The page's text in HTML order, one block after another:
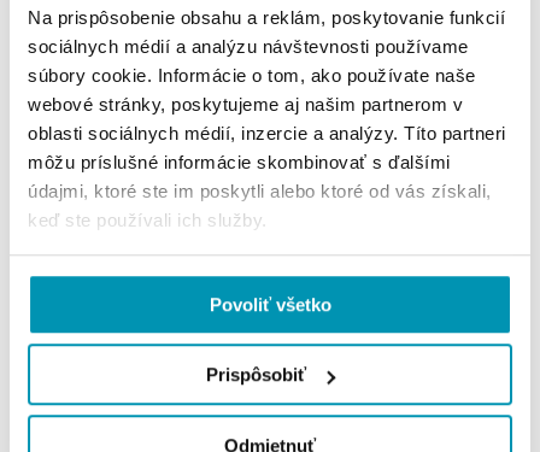
Na prispôsobenie obsahu a reklám, poskytovanie funkcií
sociálnych médií a analýzu návštevnosti používame
súbory cookie. Informácie o tom, ako používate naše
webové stránky, poskytujeme aj našim partnerom v
oblasti sociálnych médií, inzercie a analýzy. Títo partneri
môžu príslušné informácie skombinovať s ďalšími
údajmi, ktoré ste im poskytli alebo ktoré od vás získali,
keď ste používali ich služby.
Povoliť všetko
Prispôsobiť
Odmietnuť